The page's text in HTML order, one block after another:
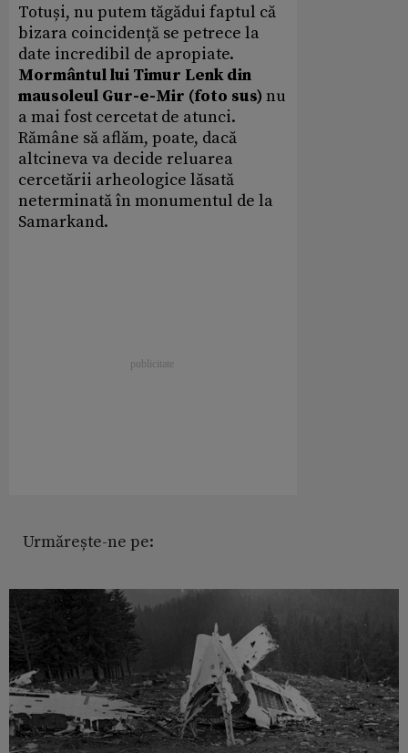
Totuși, nu putem tăgădui faptul că
bizara coincidență se petrece la
date incredibil de apropiate.
Mormântul lui Timur Lenk din
mausoleul Gur-e-Mir (foto sus) nu
a mai fost cercetat de atunci.
Rămâne să aflăm, poate, dacă
altcineva va decide reluarea
cercetării arheologice lăsată
neterminată în monumentul de la
Samarkand.
Urmărește-ne pe: